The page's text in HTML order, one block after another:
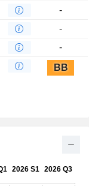
-
-
-
BB